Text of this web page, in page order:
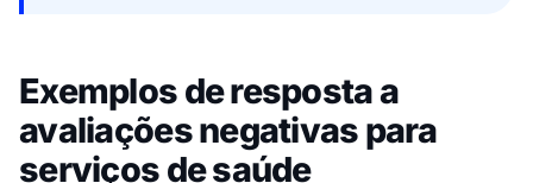
Exemplos de resposta a
avaliações negativas para
serviços de saúde